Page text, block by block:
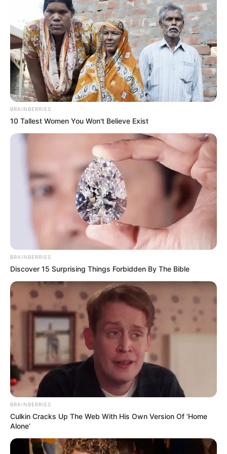
(foto: instagram/beyonce)
BRAINBERRIES
10 Tallest Women You Won't Believe Exist
BRAINBERRIES
Discover 15 Surprising Things Forbidden By The Bible
BRAINBERRIES
Culkin Cracks Up The Web With His Own Version Of ‘Home
Alone’